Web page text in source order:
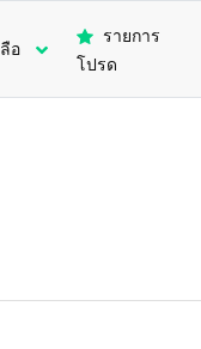
อ
รายการ
โปรด